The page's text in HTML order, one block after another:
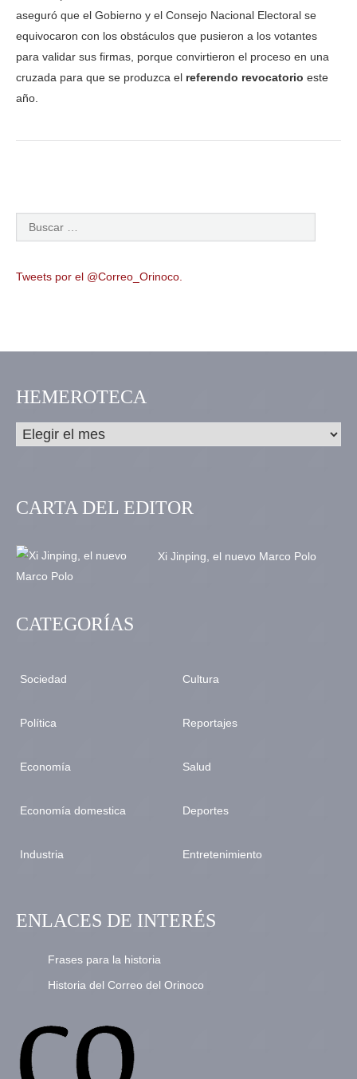
aseguró que el Gobierno y el Consejo Nacional Electoral se
equivocaron con los obstáculos que pusieron a los votantes
para validar sus firmas, porque convirtieron el proceso en una
cruzada para que se produzca el referendo revocatorio este
año.
Tweets por el @Correo_Orinoco.
HEMEROTECA
CARTA DEL EDITOR
Xi Jinping, el nuevo Marco Polo
CATEGORÍAS
Sociedad
Política
Economía
Economía domestica
Industria
Cultura
Reportajes
Salud
Deportes
Entretenimiento
ENLACES DE INTERÉS
Frases para la historia
Historia del Correo del Orinoco